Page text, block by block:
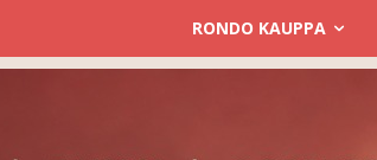
RONDO KAUPPA